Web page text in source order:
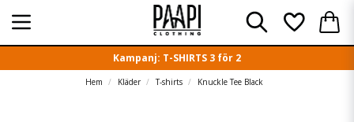
Kampanj: T-SHIRTS 3 för 2
Hem Kläder T-shirts Knuckle Tee Black